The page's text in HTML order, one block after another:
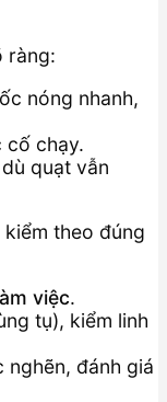
ràng:
nóng nhanh,
cố chạy.
quạt vẫn
theo đúng
việc.
tụ), kiểm linh
đánh giá